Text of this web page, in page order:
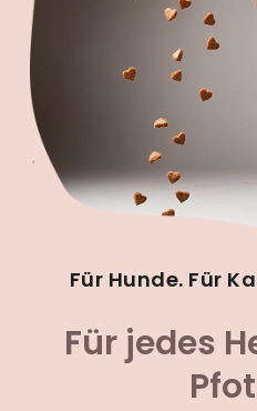
Für Hunde. Für
Für jedes